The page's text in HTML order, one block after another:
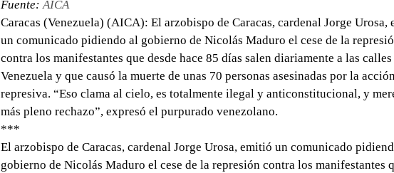
Fuente:AICA
Caracas (Venezuela) (AICA): El arzobispo de Caracas, cardenal Jorge Urosa,
un comunicado pidiendo al gobierno de Nicolás Maduro el cese de la
contra los manifestantes que desde hace 85 días salen diariamente a las calles
Venezuela y que causó la muerte de unas 70 personas asesinadas por la
represiva. “Eso clama al cielo, es totalmente ilegal y anticonstitucional, y
más pleno rechazo”, expresó el purpurado venezolano.
***
El arzobispo de Caracas, cardenal Jorge Urosa, emitió un comunicado
gobierno de Nicolás Maduro el cese de la represión contra los manifestantes